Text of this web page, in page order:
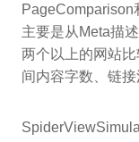
PageComparison
主要是从Meta描
两个以上的网站
间内容字数、链